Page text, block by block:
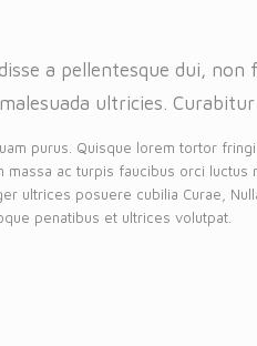
a pellentesque dui, non
ultricies. Curabitur
purus. Quisque lorem tortor
ac turpis faucibus orci luctus
ultrices posuere cubilia Curae,
penatibus et ultrices volutpat.